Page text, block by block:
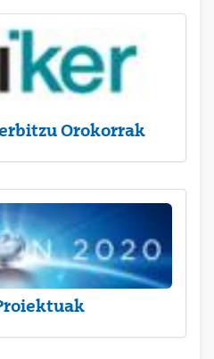
Orokorrak